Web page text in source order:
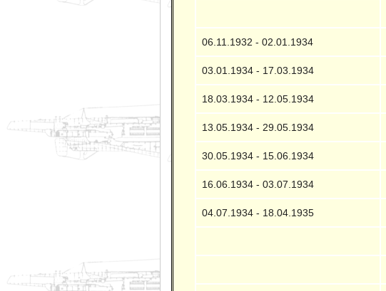
06.11.1932 - 02.01.1934
03.01.1934 - 17.03.1934
18.03.1934 - 12.05.1934
13.05.1934 - 29.05.1934
30.05.1934 - 15.06.1934
16.06.1934 - 03.07.1934
04.07.1934 - 18.04.1935